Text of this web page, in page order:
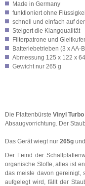
Made in Germany
funktioniert ohne
schnell und einfach auf
Steigert die Klangqualität
Filterpatrone und
Batteriebetrieben (3 x AA-
Abmessung 125 x 122 x
Gewicht nur 265 g
Die Plattenbürste Vinyl Turbo
Absaugvorrichtung. Der
Das Gerät wiegt nur 265g
Der Feind der
organische Stoffe, alles ist
das meiste davon gereinigt,
aufgelegt wird, fällt der